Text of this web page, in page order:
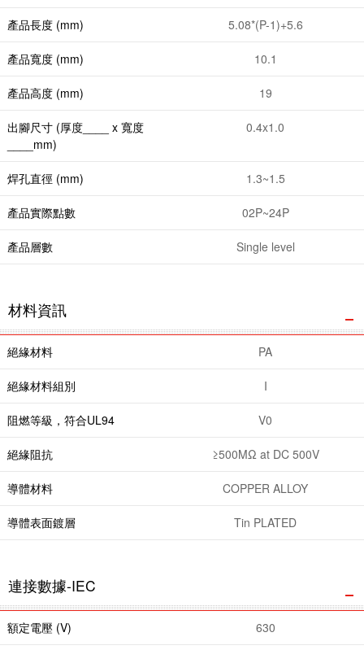
產品長度 (mm) 5.08*(P-1)+5.6
產品寬度 (mm) 10.1
產品高度 (mm) 19
出腳尺寸 (厚度____ x 寬度
____mm)
0.4x1.0
焊孔直徑 (mm) 1.3~1.5
產品實際點數 02P~24P
產品層數 Single level
材料資訊
絕緣材料 PA
絕緣材料組別 I
阻燃等級，符合UL94 V0
絕緣阻抗 ≥500MΩ at DC 500V
導體材料 COPPER ALLOY
導體表面鍍層 Tin PLATED
連接數據-IEC
額定電壓 (V) 630